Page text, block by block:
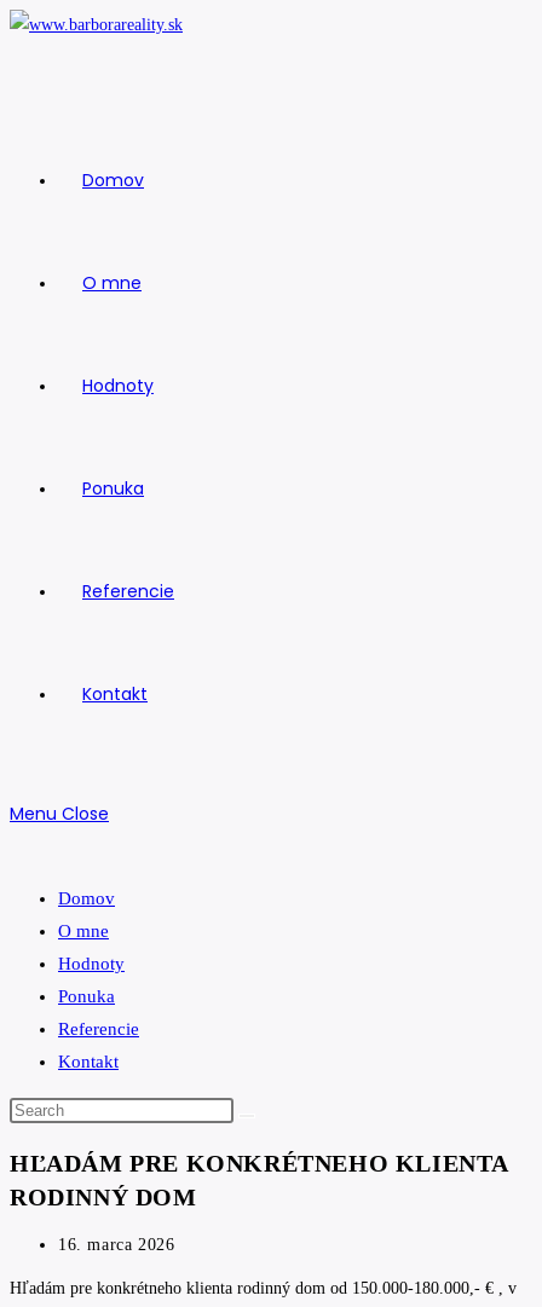
Skip
Domov
O mne
Hodnoty
Ponuka
Referencie
Kontakt
Menu Close
Domov
O mne
Hodnoty
Ponuka
Referencie
Kontakt
Search
website
HĽADÁM PRE KONKRÉTNEHO KLIENTA
RODINNÝ DOM
Post
16. marca 2026
Hľadám pre konkrétneho klienta rodinný dom od 150.000-180.000,- € , v